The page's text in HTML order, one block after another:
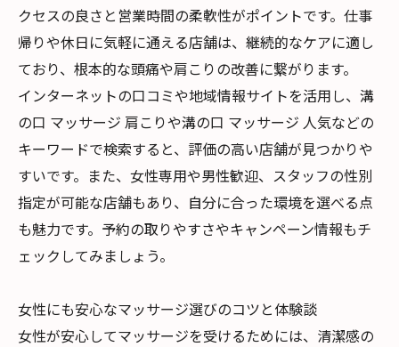
クセスの良さと営業時間の柔軟性がポイントです。仕事
帰りや休日に気軽に通える店舗は、継続的なケアに適し
ており、根本的な頭痛や肩こりの改善に繋がります。
インターネットの口コミや地域情報サイトを活用し、溝
の口 マッサージ 肩こりや溝の口 マッサージ 人気などの
キーワードで検索すると、評価の高い店舗が見つかりや
すいです。また、女性専用や男性歓迎、スタッフの性別
指定が可能な店舗もあり、自分に合った環境を選べる点
も魅力です。予約の取りやすさやキャンペーン情報もチ
ェックしてみましょう。
女性にも安心なマッサージ選びのコツと体験談
女性が安心してマッサージを受けるためには、清潔感の